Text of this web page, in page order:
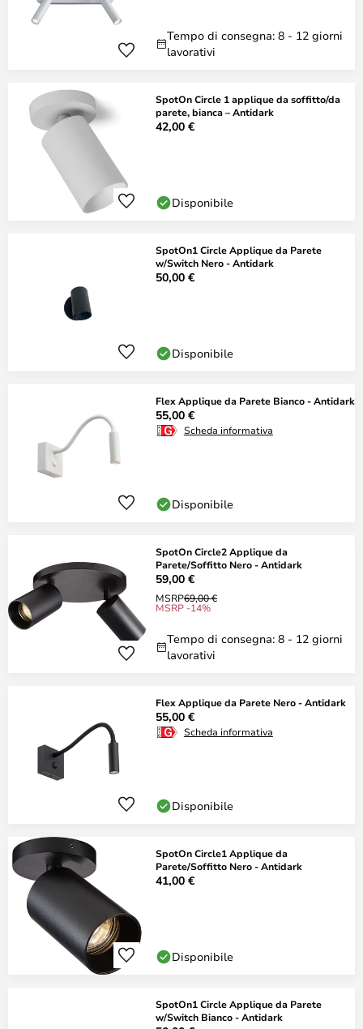
Tempo di consegna: 8 - 12 giorni
lavorativi
SpotOn Circle 1 applique da soffitto/da
parete, bianca – Antidark
42,00 €
Disponibile
SpotOn1 Circle Applique da Parete
w/Switch Nero - Antidark
50,00 €
Disponibile
Flex Applique da Parete Bianco - Antidark
55,00 €
Scheda informativa
Disponibile
SpotOn Circle2 Applique da
Parete/Soffitto Nero - Antidark
59,00 €
MSRP69,00 €
MSRP -14%
Tempo di consegna: 8 - 12 giorni
lavorativi
Flex Applique da Parete Nero - Antidark
55,00 €
Scheda informativa
Disponibile
SpotOn Circle1 Applique da
Parete/Soffitto Nero - Antidark
41,00 €
Disponibile
SpotOn1 Circle Applique da Parete
w/Switch Bianco - Antidark